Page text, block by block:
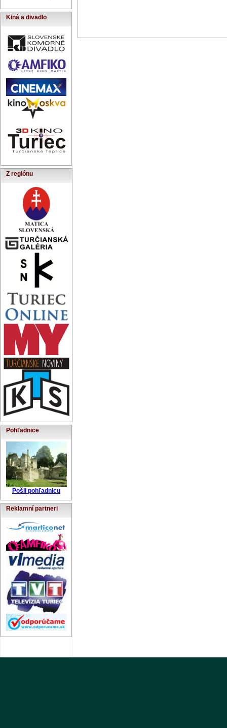
Kiná a divadlo
Z regiónu
Pohľadnice
Pošli pohľadnicu
Reklamní partneri